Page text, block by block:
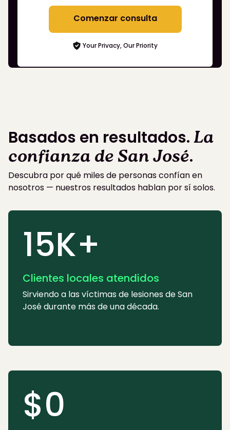
Comenzar consulta
Your Privacy, Our Priority
Basados en resultados.La
confianza de San José.
Descubra por qué miles de personas confían en
nosotros — nuestros resultados hablan por sí solos.
15K+
Clientes locales atendidos
Sirviendo a las víctimas de lesiones de San
José durante más de una década.
$0